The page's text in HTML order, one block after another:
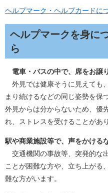
ヘルプマーク・ヘルプカードに
ヘルプマークを身に
ら
電車・バスの中で、席をお譲
外見では健康そうに見えても
まり続けるなどの同じ姿勢を保
外見からは分からないため、優
れ、ストレスを受けることがあ
駅や商業施設等で、声をかける
交通機関の事故等、突発的な
ことが困難な方や、立ち上がる
難な方がいます。